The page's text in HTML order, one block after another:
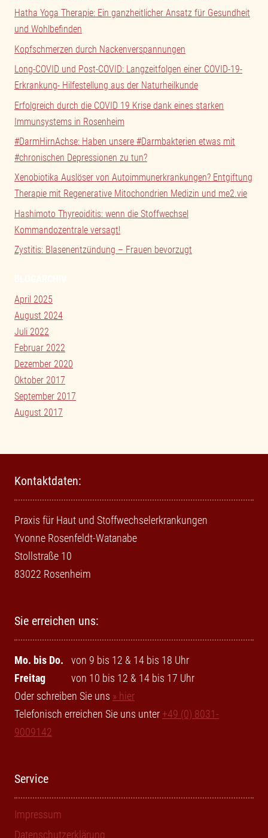
Hatha Yoga Therapie: Ein ganzheitlicher Ansatz für Gesundheit
und Wohlbefinden
Kopfschmerzen durch Nackenverspannungen
Long-COVID und Post-COVID: Langzeitfolgen einer COVID-19-
Erkrankung- Hilfestellung aus der Naturheilkunde
Erfolgreich durch die COVID 19 Krise dank eines starken
Immunsystems in Rosenheim
#DarmHirnAchse: Haben unsere #Darmbakterien etwas mit
#chronischen Depressionen zu tun?
Xenobiotika Auslöser von Autoimmunerkrankungen? Entgiftung
Therapie mit Regenerative Mitochondrien Medizin und me2.vie
Hashimoto Thyreoiditis: wenn die Stoffwechsel
Kommandozentrale versagt!
Zystitis: Blasenentzündung – Frauen bevorzugt
April 2025
August 2024
Juli 2022
Februar 2022
Dezember 2020
Oktober 2017
September 2017
August 2017
Kontaktdaten:
Praxis für Haut und Stoffwechselerkrankungen
Yvonne Rosenfeldt-Watanabe
Stollstraße 10
83022 Rosenheim
Sie erreichen uns:
Mo. bis Do.
von 9 bis 12 & 14 bis 18 Uhr
Freitag
von 10 bis 12 & 14 bis 17 Uhr
Oder schreiben Sie uns » hier
Telefonisch erreichen Sie uns unter +49 (0) 8031-
9009142
Service
Impressum
Datenschutzerklärung